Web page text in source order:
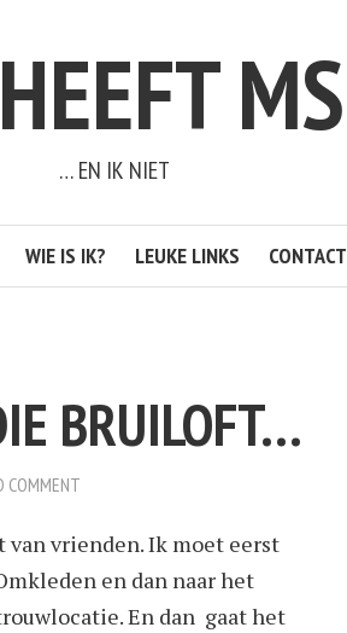
MS
… EN IK NIET
WIE IS IK? LEUKE LINKS CONTACT
BRUILOFT…
COMMENT
van vrienden. Ik moet eerst
en dan naar het
En dan gaat het